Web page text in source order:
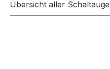
Übersicht aller